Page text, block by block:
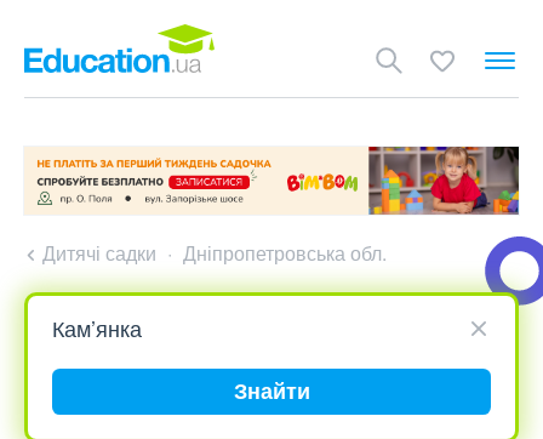
Дитячі садки Дніпропетровська обл.
Знайти